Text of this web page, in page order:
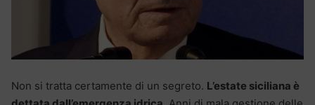
Non si tratta certamente di un segreto. L’estate siciliana è